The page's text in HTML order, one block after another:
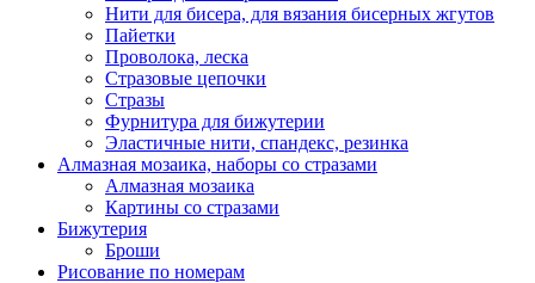
Нити для бисера, для вязания бисерных жгутов
Пайетки
Проволока, леска
Стразовые цепочки
Стразы
Фурнитура для бижутерии
Эластичные нити, спандекс, резинка
Алмазная мозаика, наборы со стразами
Алмазная мозаика
Картины co стразами
Бижутерия
Броши
Рисование по номерам